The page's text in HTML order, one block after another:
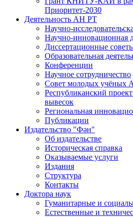
Приоритет-2030
Деятельность АН РТ
Научно-
Научно-инновационная
Диссертационные
Образовательная
Конференции
Научное сотрудничество
Совет молодых учёных
Республиканский
вывесок
Региональная
Публикации
Издательство "Фән"
Об издательстве
Историческая справка
Оказываемые услуги
Издания
Структура
Контакты
Доктора наук
Гуманитарные и
Естественные и